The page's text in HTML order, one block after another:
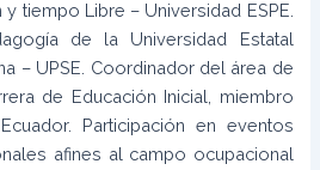
tiempo Libre – Universidad ESPE.
de la Universidad Estatal
– UPSE. Coordinador del área de
de Educación Inicial, miembro
Participación en eventos
afines al campo ocupacional